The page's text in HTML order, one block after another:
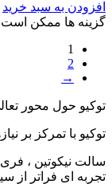
افزودن به سبد خرید
گزینه ها ممکن
1
2
→
توکیو حول محور
توکیو با تمرکز بر
سالت نیکوتین ،
تجربه ای فراتر از